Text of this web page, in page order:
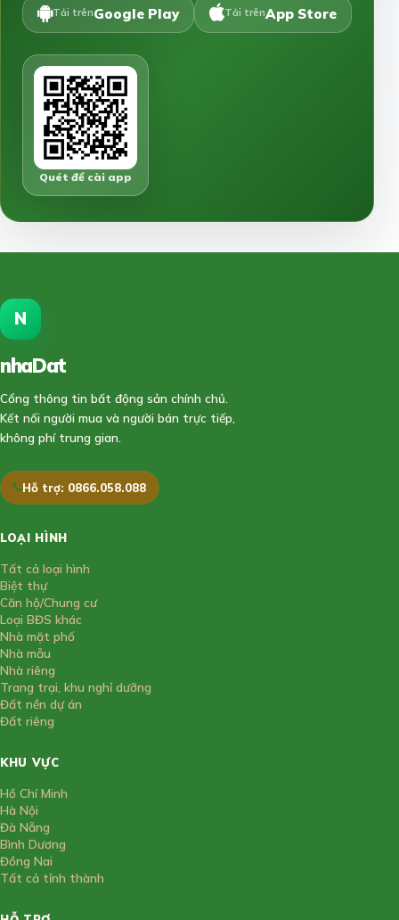
Tải trênGoogle Play Tải trênApp Store
Quét để cài app
N
nhaDat
Cổng thông tin bất động sản chính chủ.
Kết nối người mua và người bán trực tiếp,
không phí trung gian.
Hỗ trợ: 0866.058.088
LOẠI HÌNH
Tất cả loại hình
Biệt thự
Căn hộ/Chung cư
Loại BĐS khác
Nhà mặt phố
Nhà mẫu
Nhà riêng
Trang trại, khu nghỉ dưỡng
Đất nền dự án
Đất riêng
KHU VỰC
Hồ Chí Minh
Hà Nội
Đà Nẵng
Bình Dương
Đồng Nai
Tất cả tỉnh thành